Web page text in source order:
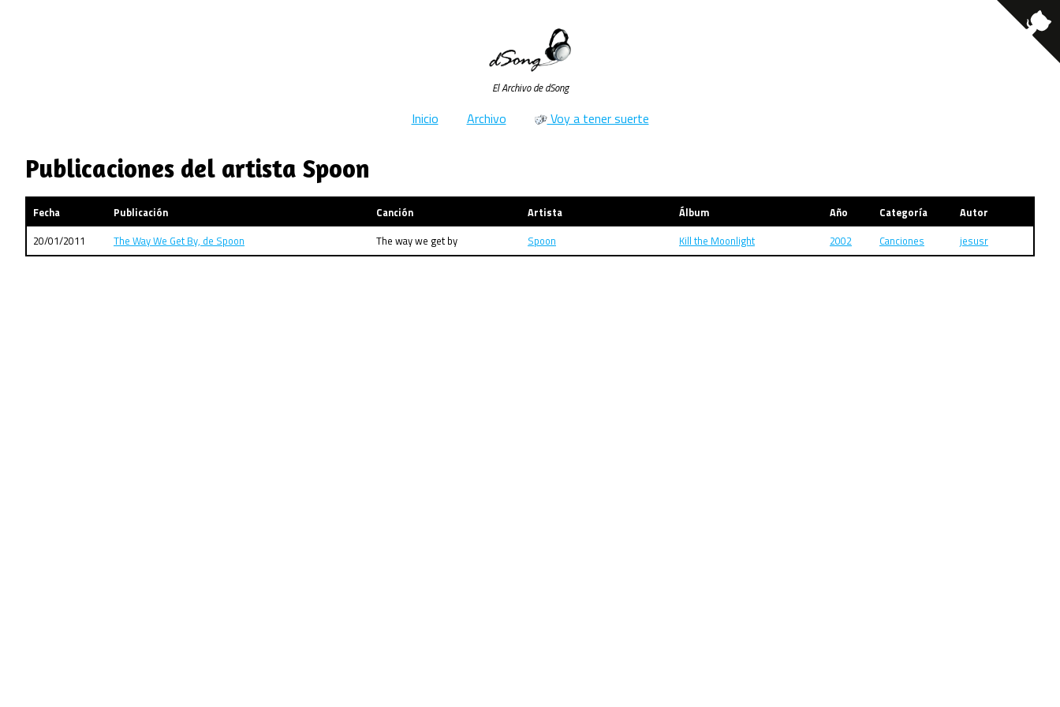
El Archivo de dSong
Inicio Archivo Voy a tener suerte
Publicaciones del artista Spoon
Fecha Publicación Canción Artista Álbum Año Categoría
Autor
20/01/2011
The Way We Get By, de Spoon The way we get by Spoon Kill the Moonlight 2002 Canciones jesusr